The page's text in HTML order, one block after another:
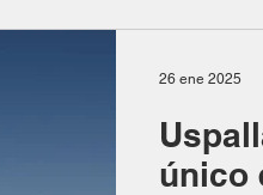
único
26 ene 2025